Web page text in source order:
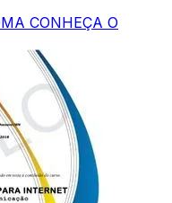
CONHEÇA O